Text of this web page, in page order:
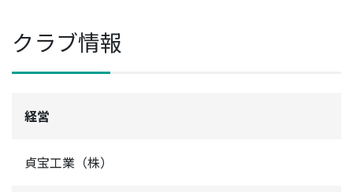
クラブ情報
経営
貞宝工業（株）